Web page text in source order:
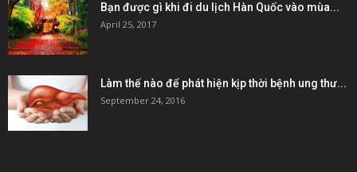
Bạn được gì khi đi du lịch Hàn Quốc vào mùa...
April 25, 2017
Làm thế nào để phát hiện kịp thời bệnh ung thư...
September 24, 2016